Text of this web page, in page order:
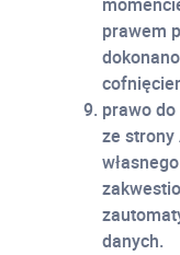
prawem
prawo
ze
danych.